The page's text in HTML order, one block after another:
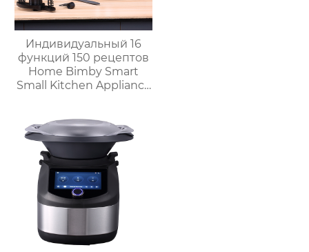
Индивидуальный 16
функций 150 рецептов
Home Bimby Smart
Small Kitchen Appliance
кухонный комбайн
Термопроцессор